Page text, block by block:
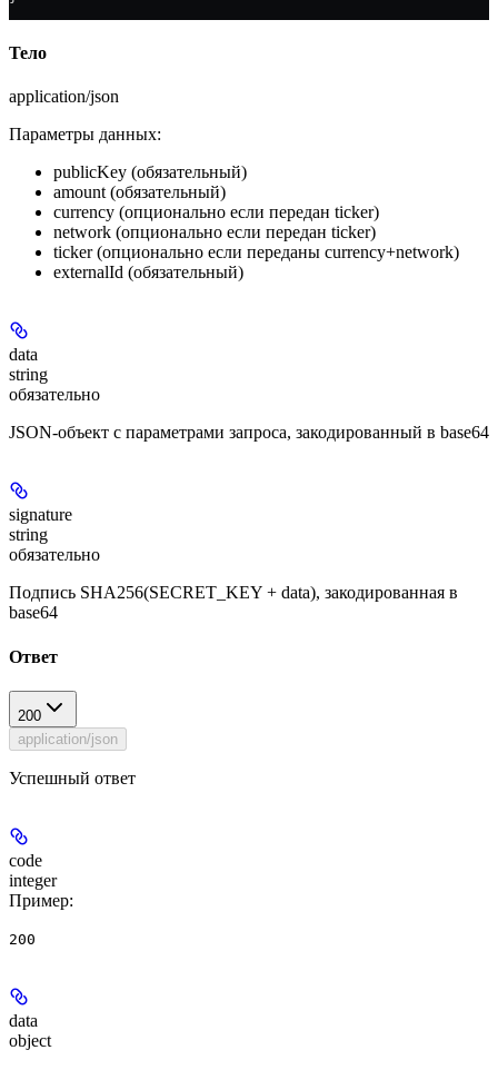
Тело
application/json
Параметры данных:
publicKey (обязательный)
amount (обязательный)
currency (опционально если передан ticker)
network (опционально если передан ticker)
ticker(опционально если переданы currency+network)
externalId (обязательный)
data
string
обязательно
JSON-объект с параметрами запроса, закодированный в base64
signature
string
обязательно
Подпись SHA256(SECRET_KEY + data), закодированная в
base64
Ответ
200
application/json
Успешный ответ
code
integer
Пример:
200
data
object